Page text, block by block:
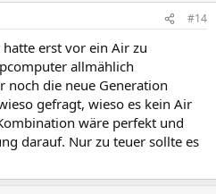
#14
erst vor ein Air zu
allmählich
noch die neue Generation
gefragt, wieso es kein Air
wäre perfekt und
darauf. Nur zu teuer sollte es